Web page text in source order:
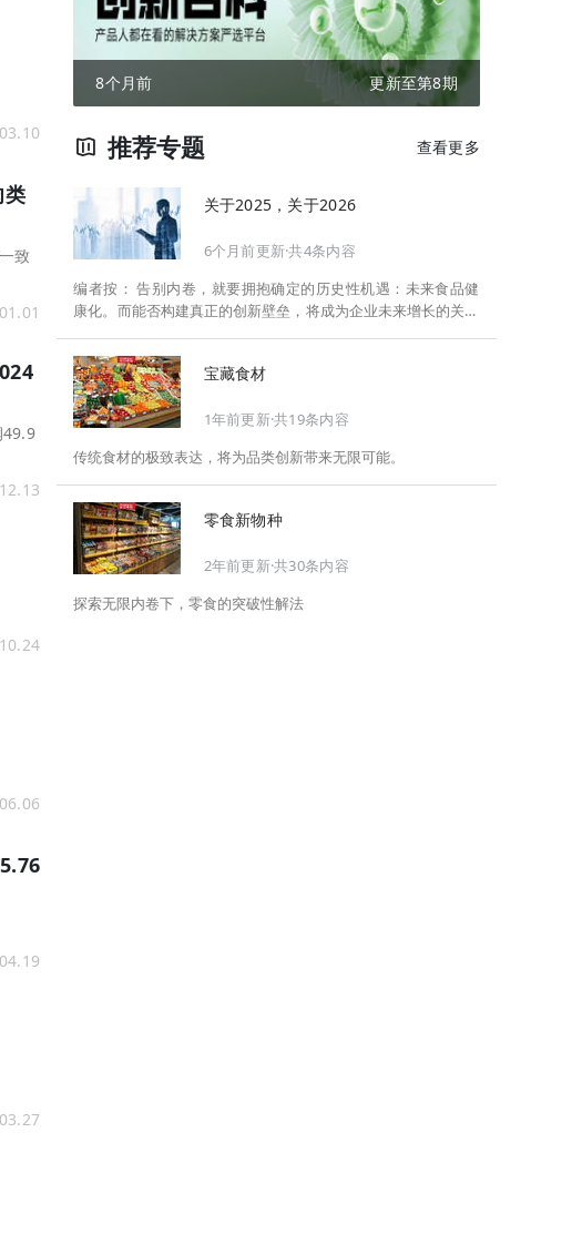
类
致
49.9
8个月前 更新至第8期
推荐专题 查看更多
关于2025，关于2026
6个月前更新·共4条内容
编者按： 告别内卷，就要拥抱确定的历史性机遇：未来食品健
康化。而能否构建真正的创新壁垒，将成为企业未来增长的关键
《关于2025，关于2026》，将以“创新产品”透视“未来机会”，以
全球视野探寻中国机遇、增长解法，拆解年度标杆的增长逻辑与
谋篇布局，深挖“药食同源”“低GI”“老龄营养”“清洁标签”等热门赛
道的爆品基因，从趋势预判、品类创新、未来增长机会、企业战
南。
宝藏食材
1年前更新·共19条内容
传统食材的极致表达，将为品类创新带来无限可能。
零食新物种
2年前更新·共30条内容
探索无限内卷下，零食的突破性解法